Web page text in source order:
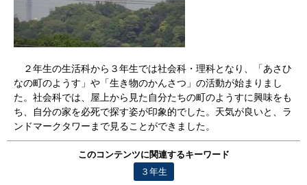
２年生の生活科から３年生では社会科・理科となり、「あさひ
なの町のようす」や「生き物のかんさつ」の活動が始まりまし
た。社会科では、屋上から見た自分たちの町のようすに興味をも
ち、自分の家を必死で探す姿が印象的でした。天気が良いと、ラ
ンドマークタワーまで見ることができました。
このコンテンツに関連するキーワード
３年生